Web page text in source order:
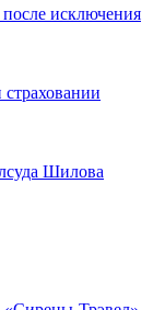
исключения
Шилова